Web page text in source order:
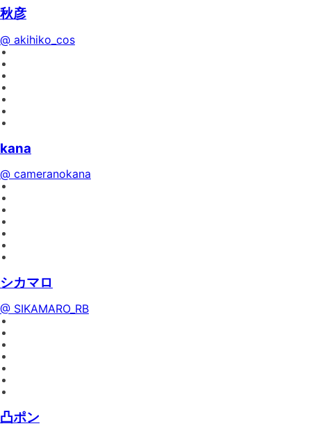
秋彦
@ akihiko_cos
kana
@ cameranokana
シカマロ
@ SIKAMARO_RB
凸ポン